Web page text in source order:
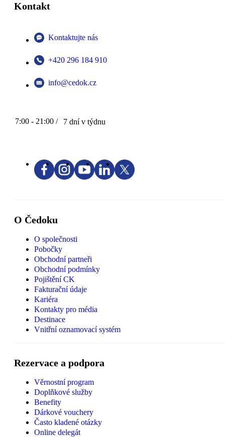
Kontakt
Kontaktujte nás
+420 296 184 910
info@cedok.cz
7:00 - 21:00 / 7 dní v týdnu
O Čedoku
O společnosti
Pobočky
Obchodní partneři
Obchodní podmínky
Pojištění CK
Fakturační údaje
Kariéra
Kontakty pro média
Destinace
Vnitřní oznamovací systém
Rezervace a podpora
Věrnostní program
Doplňkové služby
Benefity
Dárkové vouchery
Často kladené otázky
Online delegát